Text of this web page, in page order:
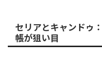
セリアとキャンドゥ
帳が狙い目